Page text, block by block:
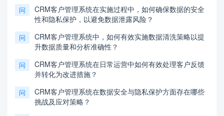
问
CRM客户管理系统在实施过程中，如何确保数据的安全
性和隐私保护，以避免数据泄露风险？
问
CRM客户管理系统中，如何有效实施数据清洗策略以提
升数据质量和分析准确性？
问
CRM客户管理系统在日常运营中如何有效处理客户反馈
并转化为改进措施？
问
CRM客户管理系统在数据安全与隐私保护方面存在哪些
挑战及应对策略？